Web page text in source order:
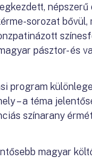
sorozat
pásztor- és
program
– a téma
színarany
magyar